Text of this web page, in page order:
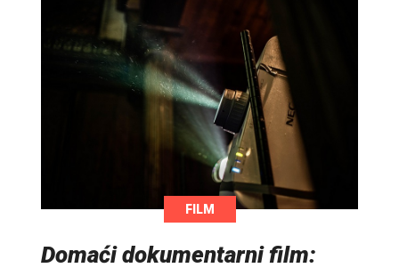
FILM
Domaći dokumentarni film: